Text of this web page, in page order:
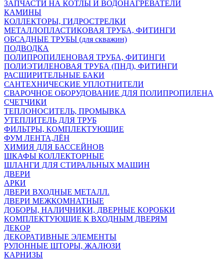
ЗАПЧАСТИ НА КОТЛЫ И ВОДОНАГРЕВАТЕЛИ
КАМИНЫ
КОЛЛЕКТОРЫ, ГИДРОСТРЕЛКИ
МЕТАЛЛОПЛАСТИКОВАЯ ТРУБА, ФИТИНГИ
ОБСАДНЫЕ ТРУБЫ (для скважин)
ПОДВОДКА
ПОЛИПРОПИЛЕНОВАЯ ТРУБА, ФИТИНГИ
ПОЛИЭТИЛЕНОВАЯ ТРУБА (ПНД), ФИТИНГИ
РАСШИРИТЕЛЬНЫЕ БАКИ
САНТЕХНИЧЕСКИЕ УПЛОТНИТЕЛИ
СВАРОЧНОЕ ОБОРУДОВАНИЕ ДЛЯ ПОЛИПРОПИЛЕНА
СЧЕТЧИКИ
ТЕПЛОНОСИТЕЛЬ, ПРОМЫВКА
УТЕПЛИТЕЛЬ ДЛЯ ТРУБ
ФИЛЬТРЫ, КОМПЛЕКТУЮЩИЕ
ФУМ ЛЕНТА,ЛЁН
ХИМИЯ ДЛЯ БАССЕЙНОВ
ШКАФЫ КОЛЛЕКТОРНЫЕ
ШЛАНГИ ДЛЯ СТИРАЛЬНЫХ МАШИН
ДВЕРИ
АРКИ
ДВЕРИ ВХОДНЫЕ МЕТАЛЛ.
ДВЕРИ МЕЖКОМНАТНЫЕ
ДОБОРЫ, НАЛИЧНИКИ, ДВЕРНЫЕ КОРОБКИ
КОМПЛЕКТУЮЩИЕ К ВХОДНЫМ ДВЕРЯМ
ДЕКОР
ДЕКОРАТИВНЫЕ ЭЛЕМЕНТЫ
РУЛОННЫЕ ШТОРЫ, ЖАЛЮЗИ
КАРНИЗЫ